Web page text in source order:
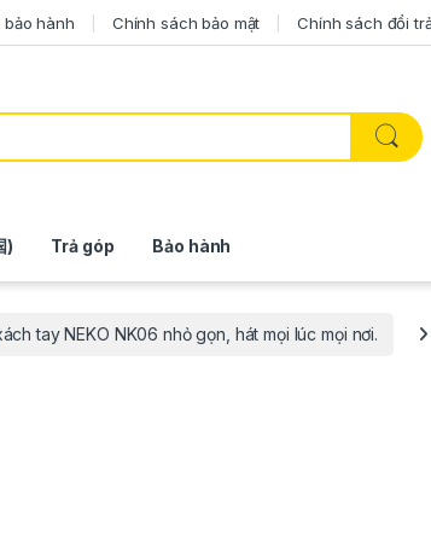
hành Chính sách bảo mật Chính sách đổi
) Trả góp Bảo hành
tay NEKO NK06 nhỏ gọn, hát mọi lúc mọi nơi.